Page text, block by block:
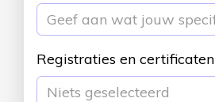
Registraties en certificaten
Niets geselecteerd